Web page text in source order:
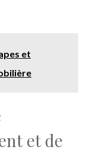
et
et de